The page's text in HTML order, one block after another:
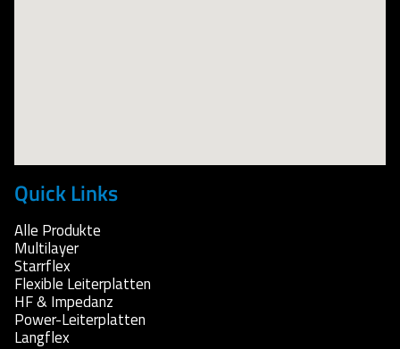
Quick Links
Alle Produkte
Multilayer
Starrflex
Flexible Leiterplatten
HF & Impedanz
Power-Leiterplatten
Langflex